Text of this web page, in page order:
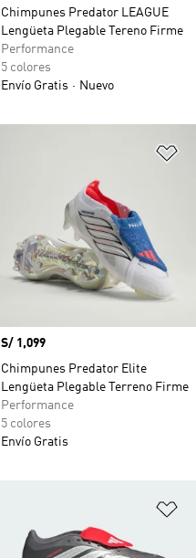
Chimpunes Predator LEAGUE
Lengüeta Plegable Tereno Firme
Performance
5 colores
Envío Gratis
Nuevo
Precio
S/ 1,099
Chimpunes Predator Elite
Lengüeta Plegable Terreno Firme
Performance
5 colores
Envío Gratis